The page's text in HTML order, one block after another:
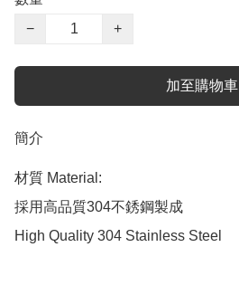
−
+
加至購物車
簡介
材質 Material:
採用高品質304不銹鋼製成
High Quality 304 Stainless Steel